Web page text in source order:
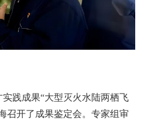
践成果“大型灭火水陆两栖飞
召开了成果鉴定会。专家组审